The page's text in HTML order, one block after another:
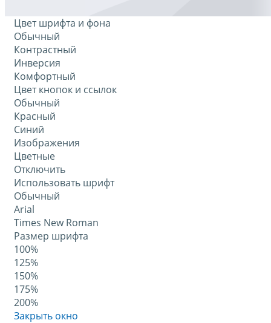
Цвет шрифта и фона
Обычный
Контрастный
Инверсия
Комфортный
Цвет кнопок и ссылок
Обычный
Красный
Синий
Изображения
Цветные
Отключить
Использовать шрифт
Обычный
Arial
Times New Roman
Размер шрифта
100%
125%
150%
175%
200%
Закрыть окно